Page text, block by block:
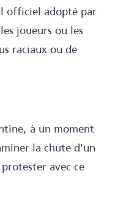
officiel adopté par
joueurs ou les
raciaux ou de
à un moment
la chute d'un
avec ce